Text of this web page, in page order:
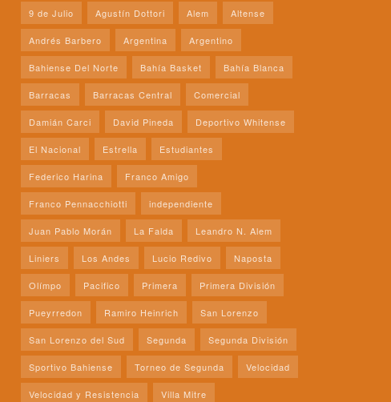
9 de Julio Agustín Dottori Alem Altense
Andrés Barbero Argentina Argentino
Bahiense Del Norte Bahía Basket Bahía Blanca
Barracas Barracas Central Comercial
Damián Carci David Pineda Deportivo Whitense
El Nacional Estrella Estudiantes
Federico Harina Franco Amigo
Franco Pennacchiotti independiente
Juan Pablo Morán La Falda Leandro N. Alem
Liniers Los Andes Lucio Redivo Naposta
Olímpo Pacifico Primera Primera División
Pueyrredon Ramiro Heinrich San Lorenzo
San Lorenzo del Sud Segunda Segunda División
Sportivo Bahiense Torneo de Segunda Velocidad
Velocidad y Resistencia Villa Mitre